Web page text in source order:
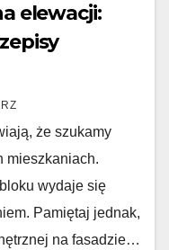
elewacji:
że szukamy
mieszkaniach.
wydaje się
Pamiętaj jednak,
na fasadzie…